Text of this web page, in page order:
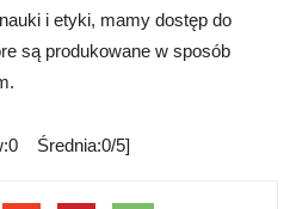
i etyki, mamy dostęp do
są produkowane w sposób
Średnia:0/5]